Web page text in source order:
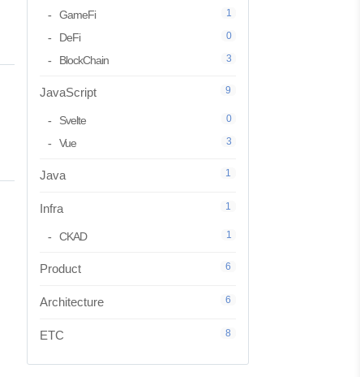
GameFi 1
DeFi 0
BlockChain 3
JavaScript 9
Svelte 0
Vue 3
Java 1
Infra 1
CKAD 1
Product 6
Architecture 6
ETC 8